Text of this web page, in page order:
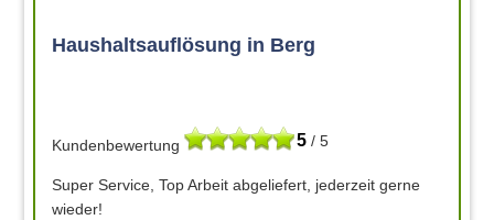
Haushaltsauflösung in Berg
5 / 5
Kundenbewertung
Super Service, Top Arbeit abgeliefert, jederzeit gerne
wieder!